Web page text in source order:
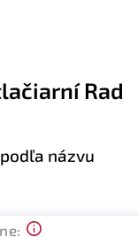
Rad
názvu